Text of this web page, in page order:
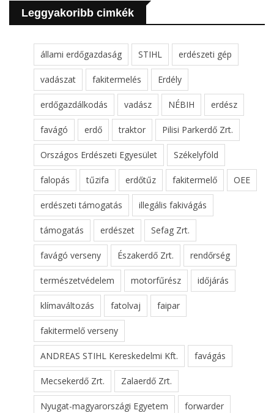
Leggyakoribb cimkék
állami erdőgazdaság STIHL erdészeti gép
vadászat fakitermelés Erdély
erdőgazdálkodás vadász NÉBIH erdész
favágó erdő traktor Pilisi Parkerdő Zrt.
Országos Erdészeti Egyesület Székelyföld
falopás tűzifa erdőtűz fakitermelő OEE
erdészeti támogatás illegális fakivágás
támogatás erdészet Sefag Zrt.
favágó verseny Északerdő Zrt. rendőrség
természetvédelem motorfűrész időjárás
klímaváltozás fatolvaj faipar
fakitermelő verseny
ANDREAS STIHL Kereskedelmi Kft. favágás
Mecsekerdő Zrt. Zalaerdő Zrt.
Nyugat-magyarországi Egyetem forwarder